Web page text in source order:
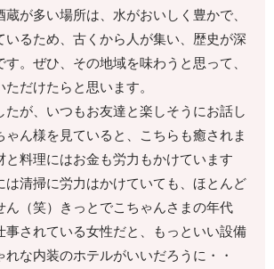
が多い場所は、水がおいしく豊かで、
いるため、古くから人が集い、歴史が深
す。ぜひ、その地域を味わうと思って、
だけたらと思います。
が、いつもお友達と楽しそうにお話し
ゃん様を見ていると、こちらも癒されま
と料理にはお金も労力もかけています
は清掃に労力はかけていても、ほとんど
ん（笑）きっとでこちゃんさまの年代
事されている女性だと、もっといい設備
れな内装のホテルがいいだろうに・・